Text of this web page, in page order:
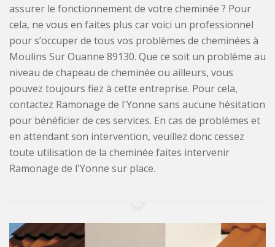
assurer le fonctionnement de votre cheminée ? Pour
cela, ne vous en faites plus car voici un professionnel
pour s’occuper de tous vos problèmes de cheminées à
Moulins Sur Ouanne 89130. Que ce soit un problème au
niveau de chapeau de cheminée ou ailleurs, vous
pouvez toujours fiez à cette entreprise. Pour cela,
contactez Ramonage de l'Yonne sans aucune hésitation
pour bénéficier de ces services. En cas de problèmes et
en attendant son intervention, veuillez donc cessez
toute utilisation de la cheminée faites intervenir
Ramonage de l'Yonne sur place.